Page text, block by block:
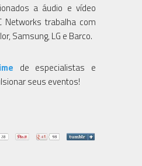
a áudio e vídeo
Networks trabalha com
Samsung, LG e Barco.
de especialistas e
seus eventos!